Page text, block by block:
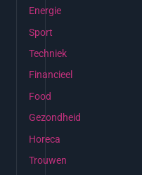
Energie
Sport
Techniek
Financieel
Food
Gezondheid
Horeca
Trouwen